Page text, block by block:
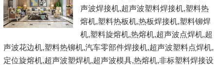
声波焊接机,超声波塑料焊接机,塑料热
熔机,塑料热板机,热板焊接机,塑料铆焊
机,塑料旋熔机,热熔机,超声波点焊机,超
声波花边机,塑料热铆机,汽车零部件焊接机,超声波塑料点焊机,
定位旋熔机,超声波塑焊机,超声波模具,热熔机,非标塑料焊接设